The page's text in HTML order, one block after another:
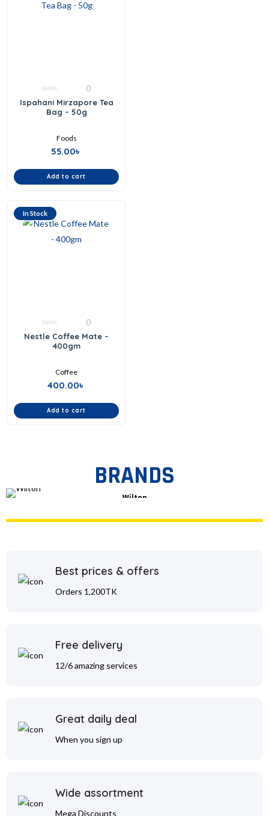
out
of
0
Ispahani Mirzapore Tea
Bag – 50g
Foods
55.00৳
Add to cart
In Stock
0
out
0
Nestle Coffee Mate –
400gm
Coffee
400.00৳
Add to cart
BRANDS
Wilton
Best prices & offers
Orders 1,200TK
Free delivery
12/6 amazing services
Great daily deal
When you sign up
Wide assortment
Mega Discounts